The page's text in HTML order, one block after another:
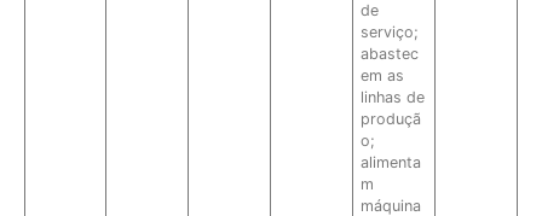
de
serviço;
abastec
em as
linhas de
produçã
o;
alimenta
m
máquina